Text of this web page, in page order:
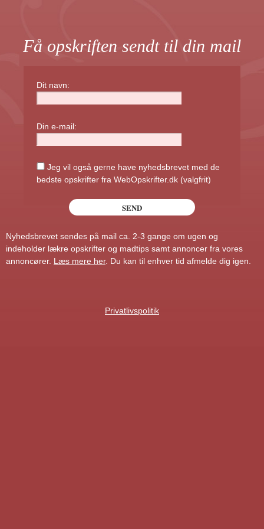
Få opskriften sendt til din mail
Dit navn:
Din e-mail:
Jeg vil også gerne have nyhedsbrevet med de
bedste opskrifter fra WebOpskrifter.dk (valgfrit)
Nyhedsbrevet sendes på mail ca. 2-3 gange om ugen og
indeholder lækre opskrifter og madtips samt annoncer fra vores
annoncører. Læs mere her. Du kan til enhver tid afmelde dig igen.
Privatlivspolitik